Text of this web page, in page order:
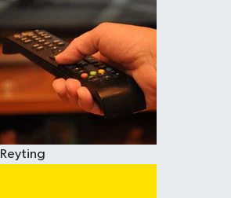
Reyting